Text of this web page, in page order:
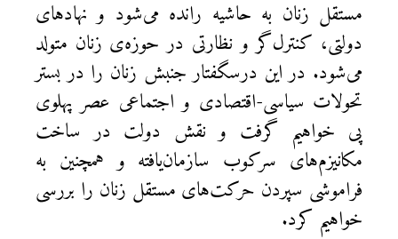
مستقل زنان به حاشیه رانده می‌شود و نهادهای
دولتی، کنترل‌گر و نظارتی در حوزه‌ی زنان متولد
می‌شود. در این درسگفتار جنبش زنان را در بستر
تحولات سیاسی-اقتصادی و اجتماعی عصر پهلوی
پی خواهیم گرفت و نقش دولت در ساخت
مکانیزم‌های سرکوب سازمان‌یافته و همچنین به
فراموشی سپردن حرکت‌های مستقل زنان را بررسی
خواهیم کرد.